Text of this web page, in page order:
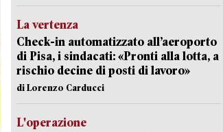
La vertenza
Check-in automatizzato all’aeroporto
di Pisa, i sindacati: «Pronti alla lotta, a
rischio decine di posti di lavoro»
di Lorenzo Carducci
L'operazione